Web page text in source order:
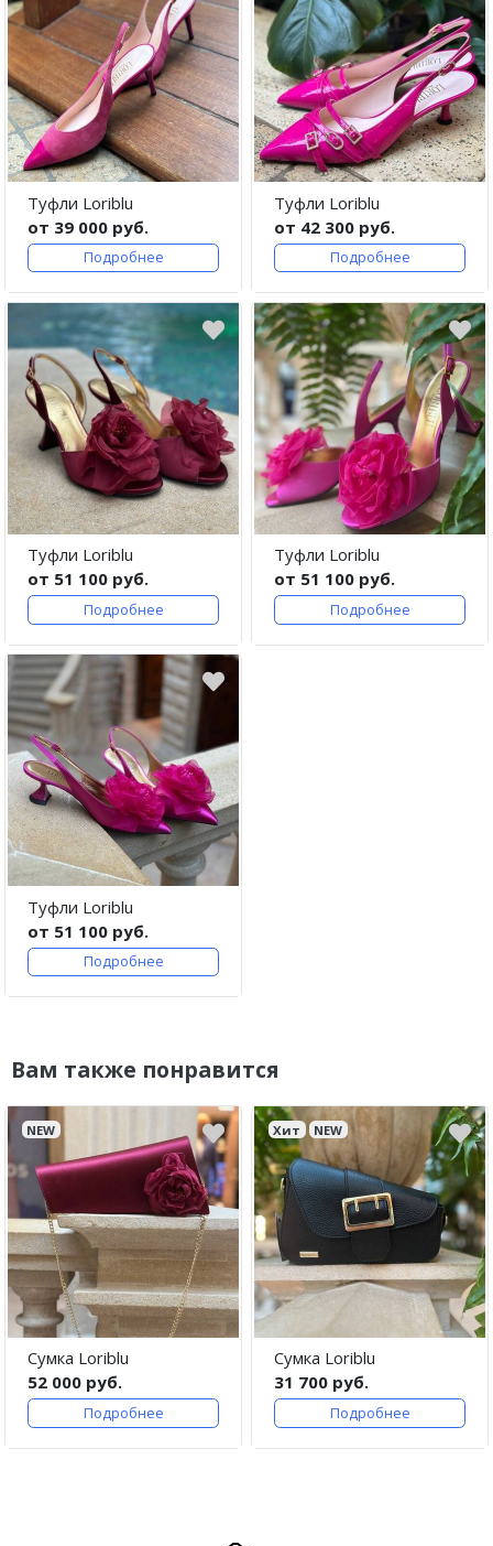
Туфли Loriblu
от 39 000 руб.
Подробнее
Туфли Loriblu
от 42 300 руб.
Подробнее
Туфли Loriblu
от 51 100 руб.
Подробнее
Туфли Loriblu
от 51 100 руб.
Подробнее
Туфли Loriblu
от 51 100 руб.
Подробнее
Вам также понравится
NEW
Сумка Loriblu
52 000 руб.
Подробнее
Хит NEW
Сумка Loriblu
31 700 руб.
Подробнее